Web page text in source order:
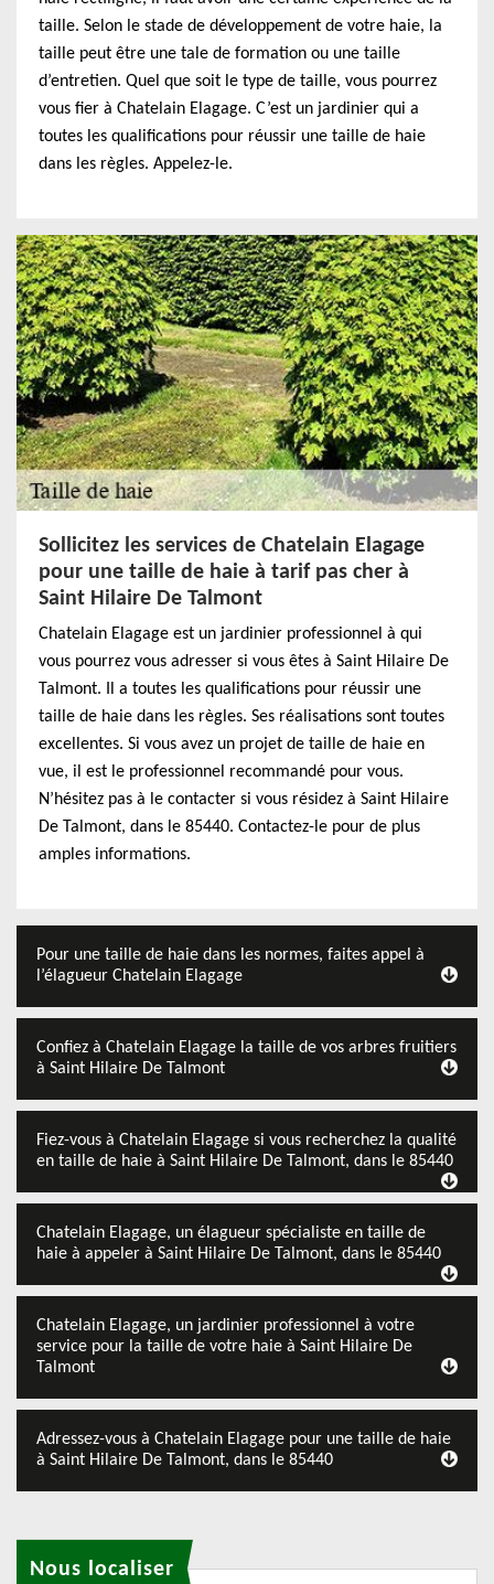
taille. Selon le stade de développement de votre haie, la
taille peut être une tale de formation ou une taille
d’entretien. Quel que soit le type de taille, vous pourrez
vous fier à Chatelain Elagage. C’est un jardinier qui a
toutes les qualifications pour réussir une taille de haie
dans les règles. Appelez-le.
Sollicitez les services de Chatelain Elagage
pour une taille de haie à tarif pas cher à
Saint Hilaire De Talmont
Chatelain Elagage est un jardinier professionnel à qui
vous pourrez vous adresser si vous êtes à Saint Hilaire De
Talmont. Il a toutes les qualifications pour réussir une
taille de haie dans les règles. Ses réalisations sont toutes
excellentes. Si vous avez un projet de taille de haie en
vue, il est le professionnel recommandé pour vous.
N’hésitez pas à le contacter si vous résidez à Saint Hilaire
De Talmont, dans le 85440. Contactez-le pour de plus
amples informations.
Pour une taille de haie dans les normes, faites appel à
l’élagueur Chatelain Elagage
Confiez à Chatelain Elagage la taille de vos arbres fruitiers
à Saint Hilaire De Talmont
Fiez-vous à Chatelain Elagage si vous recherchez la qualité
en taille de haie à Saint Hilaire De Talmont, dans le 85440
Chatelain Elagage, un élagueur spécialiste en taille de
haie à appeler à Saint Hilaire De Talmont, dans le 85440
Chatelain Elagage, un jardinier professionnel à votre
service pour la taille de votre haie à Saint Hilaire De
Talmont
Adressez-vous à Chatelain Elagage pour une taille de haie
à Saint Hilaire De Talmont, dans le 85440
Nous localiser